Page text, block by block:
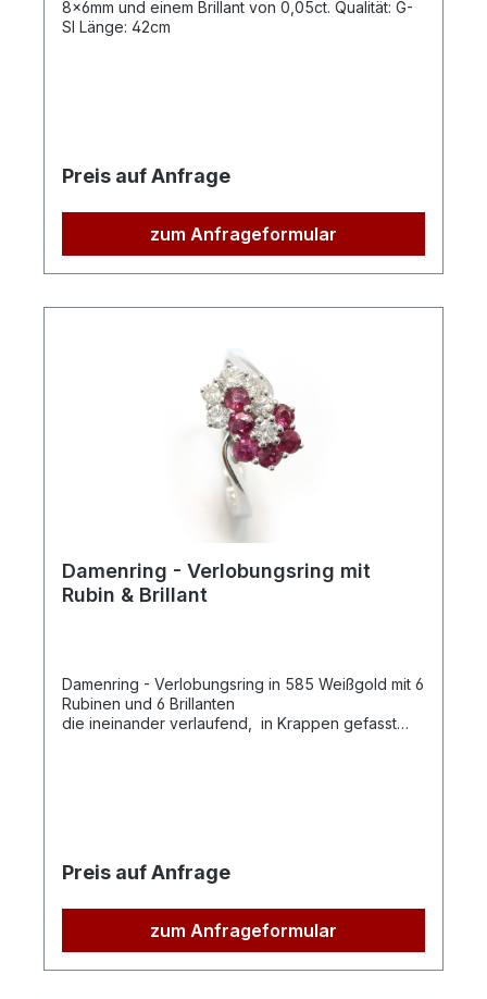
8x6mm und einem Brillant von 0,05ct. Qualität: G-
SI Länge: 42cm
Preis auf Anfrage
zum Anfrageformular
Damenring - Verlobungsring mit
Rubin & Brillant
Damenring - Verlobungsring in 585 Weißgold mit 6
Rubinen und 6 Brillanten
die ineinander verlaufend, in Krappen gefasst
Preis auf Anfrage
zum Anfrageformular